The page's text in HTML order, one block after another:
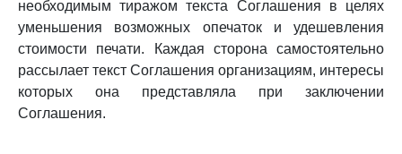
необходимым тиражом текста Соглашения в целях
уменьшения возможных опечаток и удешевления
стоимости печати. Каждая сторона самостоятельно
рассылает текст Соглашения организациям, интересы
которых она представляла при заключении
Соглашения.